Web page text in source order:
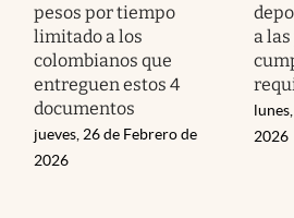
pesos por tiempo
limitado a los
colombianos que
entreguen estos 4
documentos
jueves, 26 de Febrero de
2026
a
2026